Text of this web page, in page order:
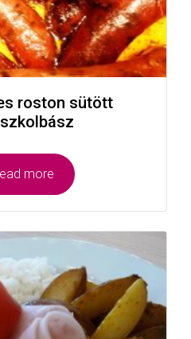
roston sütött
more